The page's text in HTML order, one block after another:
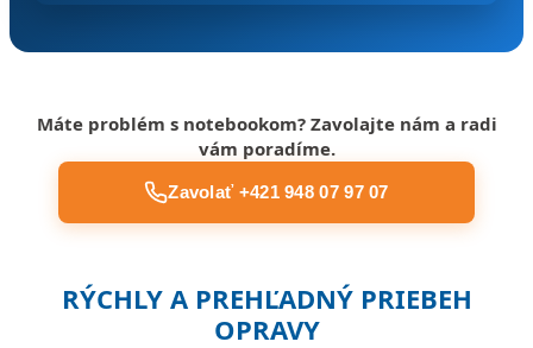
Máte problém s notebookom? Zavolajte nám a radi
vám poradíme.
Zavolať +421 948 07 97 07
RÝCHLY A PREHĽADNÝ PRIEBEH
OPRAVY